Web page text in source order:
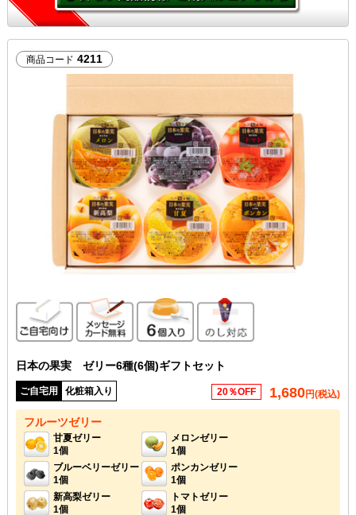
商品コード 4211
ご自宅向けメッセージカード無料
6個入り のし対応
日本の果実 ゼリー6種(6個)ギフトセット
ご自宅用 化粧箱入り 20％OFF 1,680円(税込)
フルーツゼリー
甘夏ゼリー
1個
メロンゼリー
1個
ブルーベリーゼリー
1個
ポンカンゼリー
1個
新高梨ゼリー
1個
トマトゼリー
1個